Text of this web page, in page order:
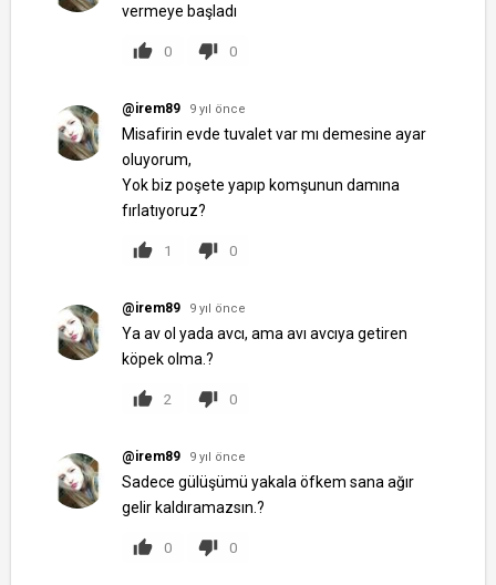
vermeye başladı
0 0
@irem89 9 yıl önce
Misafirin evde tuvalet var mı demesine ayar
oluyorum,
Yok biz poşete yapıp komşunun damına
fırlatıyoruz?
1 0
@irem89 9 yıl önce
Ya av ol yada avcı, ama avı avcıya getiren
köpek olma.?
2 0
@irem89 9 yıl önce
Sadece gülüşümü yakala öfkem sana ağır
gelir kaldıramazsın.?
0 0